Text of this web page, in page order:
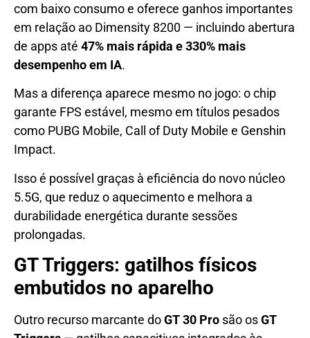
com baixo consumo e oferece ganhos importantes
em relação ao Dimensity 8200 — incluindo abertura
de apps até 47% mais rápida e 330% mais
desempenho em IA.
Mas a diferença aparece mesmo no jogo: o chip
garante FPS estável, mesmo em títulos pesados
como PUBG Mobile, Call of Duty Mobile e Genshin
Impact.
Isso é possível graças à eficiência do novo núcleo
5.5G, que reduz o aquecimento e melhora a
durabilidade energética durante sessões
prolongadas.
GT Triggers: gatilhos físicos
embutidos no aparelho
Outro recurso marcante doGT 30 Pro são osGT